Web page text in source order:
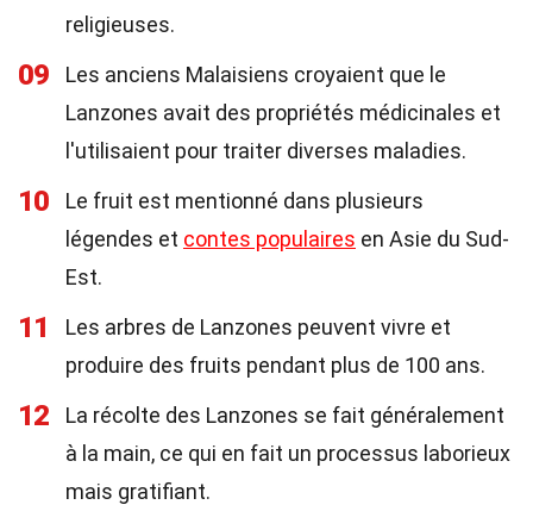
religieuses.
09
Les anciens Malaisiens croyaient que le
Lanzones avait des propriétés médicinales et
l'utilisaient pour traiter diverses maladies.
10
Le fruit est mentionné dans plusieurs
légendes et contes populaires en Asie du Sud-
Est.
11
Les arbres de Lanzones peuvent vivre et
produire des fruits pendant plus de 100 ans.
12
La récolte des Lanzones se fait généralement
à la main, ce qui en fait un processus laborieux
mais gratifiant.